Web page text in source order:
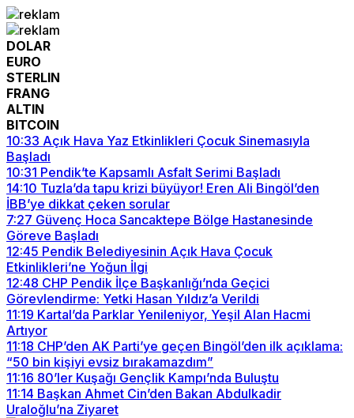
DOLAR
EURO
STERLIN
FRANG
ALTIN
BITCOIN
10:33 Açık Hava Yaz Etkinlikleri Çocuk Sinemasıyla
Başladı
10:31 Pendik’te Kapsamlı Asfalt Serimi Başladı
14:10 Tuzla’da tapu krizi büyüyor! Eren Ali Bingöl’den
İBB’ye dikkat çeken sorular
7:27 Güvenç Hoca Sancaktepe Bölge Hastanesinde
Göreve Başladı
12:45 Pendik Belediyesinin Açık Hava Çocuk
Etkinlikleri’ne Yoğun İlgi
12:48 CHP Pendik İlçe Başkanlığı’nda Geçici
Görevlendirme: Yetki Hasan Yıldız’a Verildi
11:19 Kartal’da Parklar Yenileniyor, Yeşil Alan Hacmi
Artıyor
11:18 CHP’den AK Parti’ye geçen Bingöl’den ilk açıklama:
“50 bin kişiyi evsiz bırakamazdım”
11:16 80’ler Kuşağı Gençlik Kampı’nda Buluştu
11:14 Başkan Ahmet Cin’den Bakan Abdulkadir
Uraloğlu’na Ziyaret